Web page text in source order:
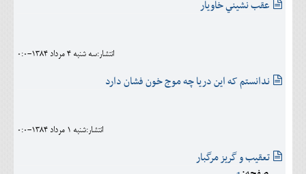
عقب نشيني خاويار
انتشار:سه شنبه 4 مرداد 1384-0:0
ندانستم که اين دريا چه موج خون فشان دارد
انتشار:شنبه 1 مرداد 1384-0:0
تعقيب‌ و گريز مرگبار